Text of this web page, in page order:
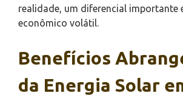
realidade, um diferencial importante
econômico volátil.
Benefícios
da Energia Solar